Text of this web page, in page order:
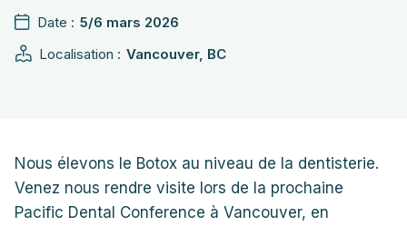
Date : 5/6 mars 2026
Localisation : Vancouver, BC
Nous élevons le Botox au niveau de la dentisterie.
Venez nous rendre visite lors de la prochaine
Pacific Dental Conference à Vancouver, en